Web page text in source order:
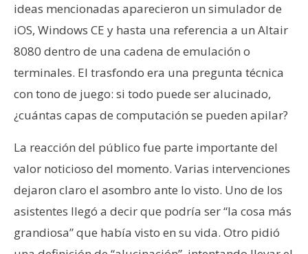
ideas mencionadas aparecieron un simulador de
iOS, Windows CE y hasta una referencia a un Altair
8080 dentro de una cadena de emulación o
terminales. El trasfondo era una pregunta técnica
con tono de juego: si todo puede ser alucinado,
¿cuántas capas de computación se pueden apilar?
La reacción del público fue parte importante del
valor noticioso del momento. Varias intervenciones
dejaron claro el asombro ante lo visto. Uno de los
asistentes llegó a decir que podría ser “la cosa más
grandiosa” que había visto en su vida. Otro pidió